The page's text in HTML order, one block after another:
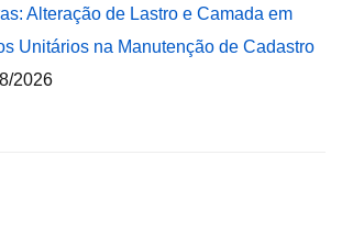
Alteração de Lastro e Camada em
Unitários na Manutenção de Cadastro
2026